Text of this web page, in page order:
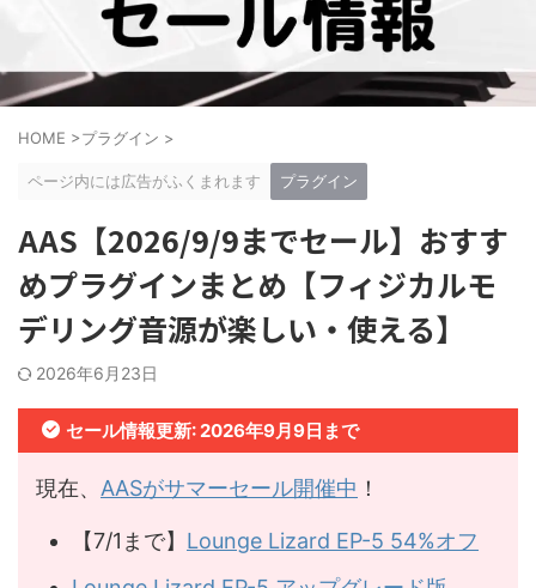
HOME >プラグイン >
ページ内には広告がふくまれます プラグイン
AAS【2026/9/9までセール】おすす
めプラグインまとめ【フィジカルモ
デリング音源が楽しい・使える】
2026年6月23日
セール情報更新: 2026年9月9日まで
現在、 AASがサマーセール開催中 ！
【7/1まで】 Lounge Lizard EP-5 54%オフ